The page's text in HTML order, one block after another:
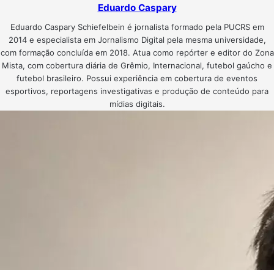
Eduardo Caspary
Eduardo Caspary Schiefelbein é jornalista formado pela PUCRS em
2014 e especialista em Jornalismo Digital pela mesma universidade,
com formação concluída em 2018. Atua como repórter e editor do Zona
Mista, com cobertura diária de Grêmio, Internacional, futebol gaúcho e
futebol brasileiro. Possui experiência em cobertura de eventos
esportivos, reportagens investigativas e produção de conteúdo para
mídias digitais.